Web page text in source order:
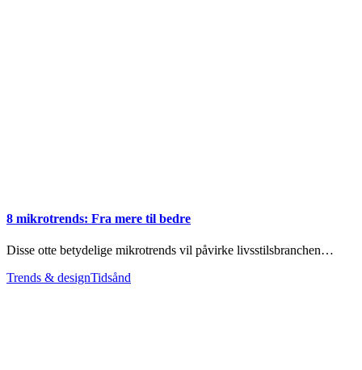
8 mikrotrends: Fra mere til bedre
Disse otte betydelige mikrotrends vil påvirke livsstilsbranchen…
Trends & designTidsånd